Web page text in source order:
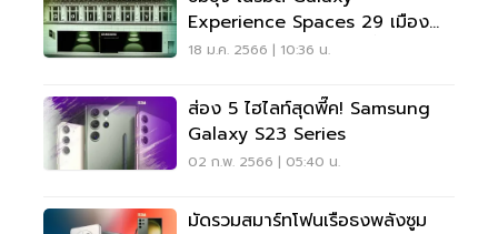
Experience Spaces 29 เมือง
โชว์นวัตกรรมใหม่ 1 ก.พ.นี้
18 ม.ค. 2566 | 10:36 น.
ส่อง 5 ไฮไลท์สุดพี๊ค! Samsung
Galaxy S23 Series
02 ก.พ. 2566 | 05:40 น.
มัดรวมสมาร์ทโฟนเรือธงพลังซูม